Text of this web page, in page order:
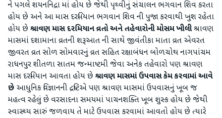
ને પગલે શયનનિદ્રા માં હોય છે જેથી પૃથ્વીનું સંચાલન ભગવાન શિવ કરતા
હોય છે અને આ માસ દરમિયાન ભગવાન શિવ ની પુજા કરવાથી ખુશ રહેતા
હોય છે શ્રાવણ માસ દરમિયાન વ્રતો અને તહેવારોની મોસમ ખીલીશ્રાવણ
માસમાં દશામાના વ્રતની શરૂઆત ની સાથે જીવંતીકા માતા વ્રત એવરત
જીવરત વ્રત સોળ સોમવારનું વ્રત સહિત રક્ષાબંધન બોળચોથ નાગપાંચમ
રાધનપુર શીતળા સાતમ જન્માષ્ટમી જેવા અનેક તહેવારો પણ શ્રાવણ
માસ દરમિયાન આવતા હોય છે શ્રાવણ માસમાં ઉપવાસ કેમ કરવામાં આવે
છે આધુનિક વિજ્ઞાનની દ્રષ્ટિએ પણ શ્રાવણ માસમાં ઉપવાસનું ખૂબ જ
મહત્વ રહેલું છે વરસાદના સમયમાં પાચનશક્તિ ખૂબ શુસ્ક હોય છે જેથી
સ્વાસ્થ્ય સારું જળવાય તે માટે ઉપવાસ કરવામાં આવતો હોય છે ત્યારે